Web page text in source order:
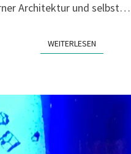
Architektur und selbst…
WEITERLESEN